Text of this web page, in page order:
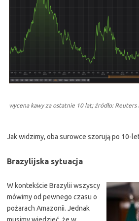
wycena kawy za ostatnie 10 lat; źródło: Reuters
Jak widzimy, oba surowce szorują po 10-
Brazylijska sytuacja
W kontekście Brazylii wszyscy
mówimy od pewnego czasu o
pożarach Amazonii. Jednak